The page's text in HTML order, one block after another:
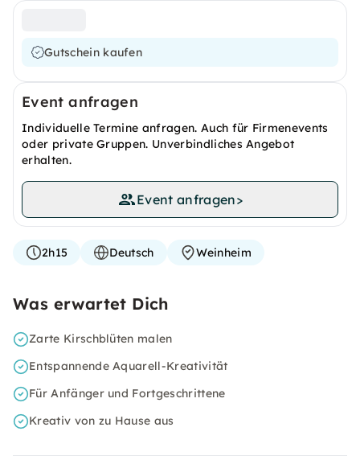
Gutschein kaufen
Event anfragen
Individuelle Termine anfragen. Auch für Firmenevents
oder private Gruppen. Unverbindliches Angebot
erhalten.
Event anfragen>
2h15 Deutsch Weinheim
Was erwartet Dich
Zarte Kirschblüten malen
Entspannende Aquarell-Kreativität
Für Anfänger und Fortgeschrittene
Kreativ von zu Hause aus